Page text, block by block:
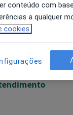
Sáb,
8 Ago
Dom,
9 Ago
não está
conteúdo com
a qualquer
cookies.